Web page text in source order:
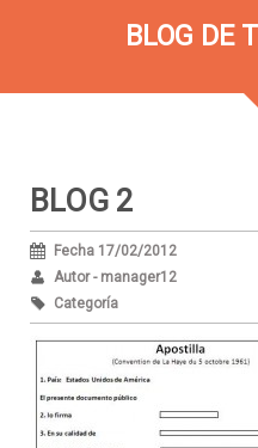
BLOG DE
BLOG 2
Fecha 17/02/2012
Autor - manager12
Categoría